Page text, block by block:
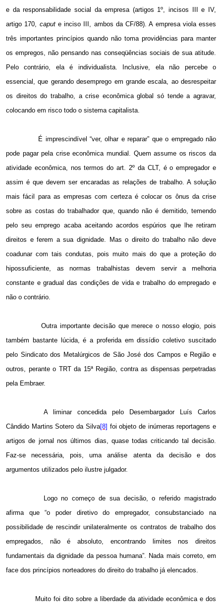
e da responsabilidade social da empresa (artigos 1º, incisos III e IV,
artigo 170, capute inciso III, ambos da CF/88). A empresa viola esses
três importantes princípios quando não toma providências para manter
os empregos, não pensando nas conseqüências sociais de sua atitude.
Pelo contrário, ela é individualista. Inclusive, ela não percebe o
essencial, que gerando desemprego em grande escala, ao desrespeitar
os direitos do trabalho, a crise econômica global só tende a agravar,
colocando em risco todo o sistema capitalista.
É imprescindível “ver, olhar e reparar” que o empregado não
pode pagar pela crise econômica mundial. Quem assume os riscos da
atividade econômica, nos termos do art. 2º da CLT, é o empregador e
assim é que devem ser encaradas as relações de trabalho. A solução
mais fácil para as empresas com certeza é colocar os ônus da crise
sobre as costas do trabalhador que, quando não é demitido, temendo
pelo seu emprego acaba aceitando acordos espúrios que lhe retiram
direitos e ferem a sua dignidade. Mas o direito do trabalho não deve
coadunar com tais condutas, pois muito mais do que a proteção do
hipossuficiente, as normas trabalhistas devem servir a melhoria
constante e gradual das condições de vida e trabalho do empregado e
não o contrário.
Outra importante decisão que merece o nosso elogio, pois
também bastante lúcida, é a proferida em dissídio coletivo suscitado
pelo Sindicato dos Metalúrgicos de São José dos Campos e Região e
outros, perante o TRT da 15ª Região, contra as dispensas perpetradas
pela Embraer.
A liminar concedida pelo Desembargador Luís Carlos
Cândido Martins Sotero da Silva[8] foi objeto de inúmeras reportagens e
artigos de jornal nos últimos dias, quase todas criticando tal decisão.
Faz-se necessária, pois, uma análise atenta da decisão e dos
argumentos utilizados pelo ilustre julgador.
Logo no começo de sua decisão, o referido magistrado
afirma que “o poder diretivo do empregador, consubstanciado na
possibilidade de rescindir unilateralmente os contratos de trabalho dos
empregados, não é absoluto, encontrando limites nos direitos
fundamentais da dignidade da pessoa humana”. Nada mais correto, em
face dos princípios norteadores do direito do trabalho já elencados.
Muito foi dito sobre a liberdade da atividade econômica e dos